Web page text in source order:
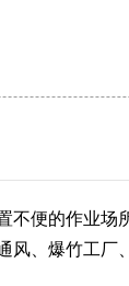
不便的作业
、爆竹工厂